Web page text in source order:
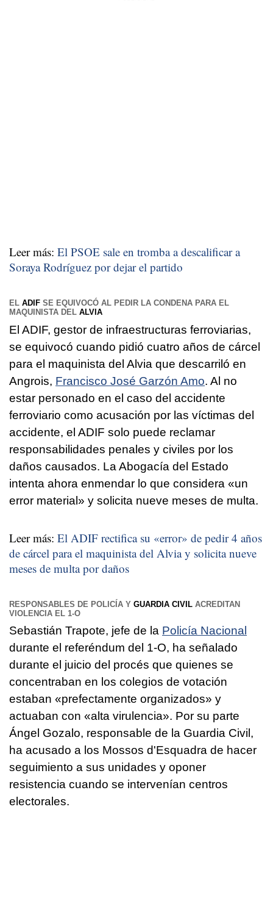
Leer más: El PSOE sale en tromba a descalificar a
Soraya Rodríguez por dejar el partido
EL ADIF SE EQUIVOCÓ AL PEDIR LA CONDENA PARA EL
MAQUINISTA DEL ALVIA
El ADIF, gestor de infraestructuras ferroviarias,
se equivocó cuando pidió cuatro años de cárcel
para el maquinista del Alvia que descarriló en
Angrois, Francisco José Garzón Amo. Al no
estar personado en el caso del accidente
ferroviario como acusación por las víctimas del
accidente, el ADIF solo puede reclamar
responsabilidades penales y civiles por los
daños causados. La Abogacía del Estado
intenta ahora enmendar lo que considera «un
error material» y solicita nueve meses de multa.
Leer más: El ADIF rectifica su «error» de pedir 4 años
de cárcel para el maquinista del Alvia y solicita nueve
meses de multa por daños
RESPONSABLES DE POLICÍA Y GUARDIA CIVIL ACREDITAN
VIOLENCIA EL 1-O
Sebastián Trapote, jefe de la Policía Nacional
durante el referéndum del 1-O, ha señalado
durante el juicio del procés que quienes se
concentraban en los colegios de votación
estaban «prefectamente organizados» y
actuaban con «alta virulencia». Por su parte
Ángel Gozalo, responsable de la Guardia Civil,
ha acusado a los Mossos d'Esquadra de hacer
seguimiento a sus unidades y oponer
resistencia cuando se intervenían centros
electorales.